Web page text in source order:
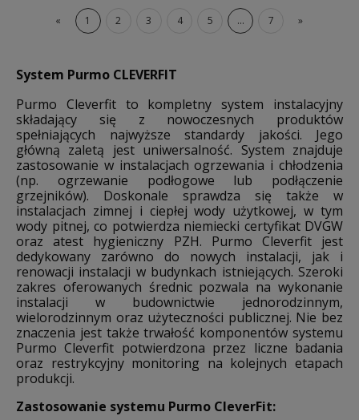
« 1 2 3 4 5 ... 7 »
System Purmo CLEVERFIT
Purmo Cleverfit to kompletny system instalacyjny
składający się z nowoczesnych produktów
spełniających najwyższe standardy jakości. Jego
główną zaletą jest uniwersalność. System znajduje
zastosowanie w instalacjach ogrzewania i chłodzenia
(np. ogrzewanie podłogowe lub podłączenie
grzejników). Doskonale sprawdza się także w
instalacjach zimnej i ciepłej wody użytkowej, w tym
wody pitnej, co potwierdza niemiecki certyfikat DVGW
oraz atest hygieniczny PZH. Purmo Cleverfit jest
dedykowany zarówno do nowych instalacji, jak i
renowacji instalacji w budynkach istniejących. Szeroki
zakres oferowanych średnic pozwala na wykonanie
instalacji w budownictwie jednorodzinnym,
wielorodzinnym oraz użyteczności publicznej. Nie bez
znaczenia jest także trwałość komponentów systemu
Purmo Cleverfit potwierdzona przez liczne badania
oraz restrykcyjny monitoring na kolejnych etapach
produkcji.
Zastosowanie systemu Purmo CleverFit: